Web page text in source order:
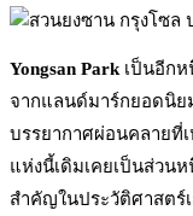
Yongsan Park เป็นอีก
จากแลนด์มาร์กยอดนิย
บรรยากาศผ่อนคลายที่
แห่งนี้เดิมเคยเป็นส่วน
สำคัญในประวัติศาสตร์